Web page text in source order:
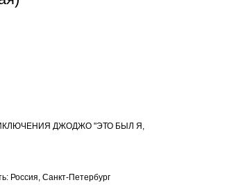
ДЖОДЖО "ЭТО БЫЛ Я,
Россия, Санкт-Петербург